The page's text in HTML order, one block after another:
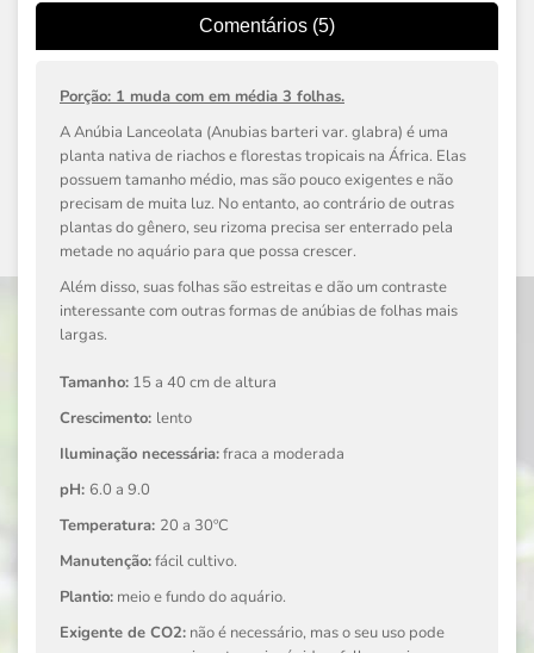
Comentários (5)
Porção: 1 muda com em média 3 folhas.
A Anúbia Lanceolata (Anubias barteri var. glabra) é uma
planta nativa de riachos e florestas tropicais na África. Elas
possuem tamanho médio, mas são pouco exigentes e não
precisam de muita luz. No entanto, ao contrário de outras
plantas do gênero, seu rizoma precisa ser enterrado pela
metade no aquário para que possa crescer.
Além disso, suas folhas são estreitas e dão um contraste
interessante com outras formas de anúbias de folhas mais
largas.
Tamanho: 15 a 40 cm de altura
Crescimento: lento
Iluminação necessária:fraca a moderada
pH: 6.0 a 9.0
Temperatura: 20 a 30ºC
Manutenção:fácil cultivo.
Plantio: meio e fundo do aquário.
Exigente de CO2: não é necessário, mas o seu uso pode